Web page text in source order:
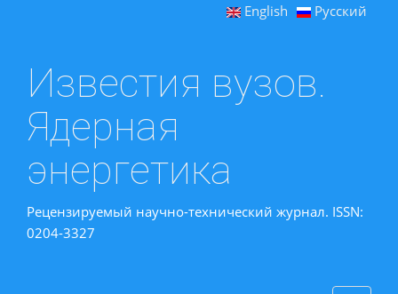
English Русский
Известия вузов.
Ядерная
энергетика
Рецензируемый научно-технический журнал. ISSN:
0204-3327